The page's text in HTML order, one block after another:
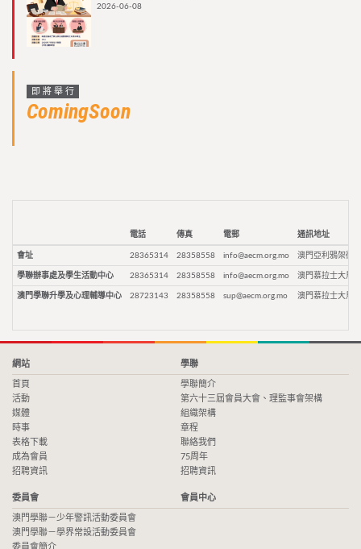
2026-06-08
即將舉行
ComingSoon
電話 傳真 電郵 通訊地址
會址 28365314 28358558 info@aecm.org.mo 澳門亞利鴉架街9
學聯辦事處及學生活動中心 28365314 28358558 info@aecm.org.mo 澳門慕拉士大馬
澳門學聯升學及心理輔導中心 28723143 28358558 sup@aecm.org.mo 澳門慕拉士大馬
網站
首頁
活動
媒體
時事
表格下載
成為會員
招聘資訊
學聯
學聯簡介
第六十三屆會員大會、理監事會架構
組織架構
章程
聯絡我們
75周年
招聘資訊
委員會
澳門學聯－少年警訊活動委員會
澳門學聯－學界常設活動委員會
委員會簡介
會員中心